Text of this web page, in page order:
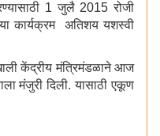
1 जुलै 2015 रोजी
कार्यक्रम अतिशय यशस्वी
केंद्रीय मंत्रिमंडळाने आज
मंजुरी दिली. यासाठी एकूण